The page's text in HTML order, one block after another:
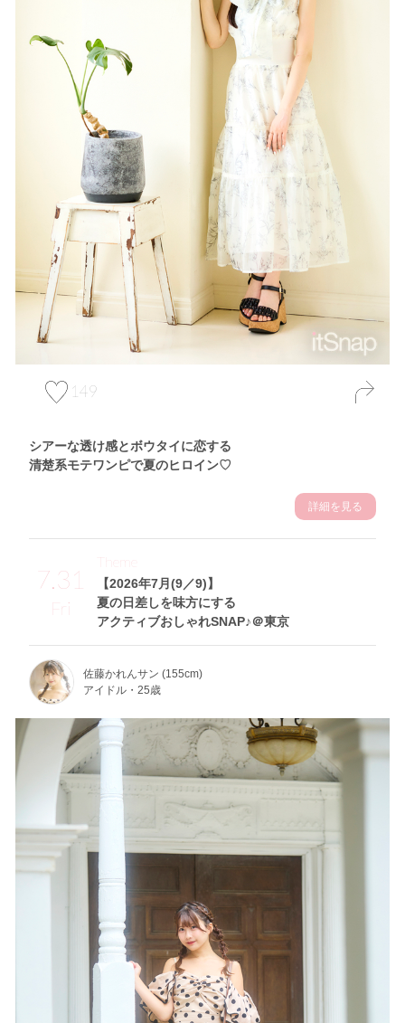
149
シアーな透け感とボウタイに恋する
清楚系モテワンピで夏のヒロイン♡
詳細を見る
7.31
Fri
【2026年7月(9／9)】
夏の日差しを味方にする
アクティブおしゃれSNAP♪＠東京
Theme
佐藤かれんサン (155cm)
アイドル・25歳